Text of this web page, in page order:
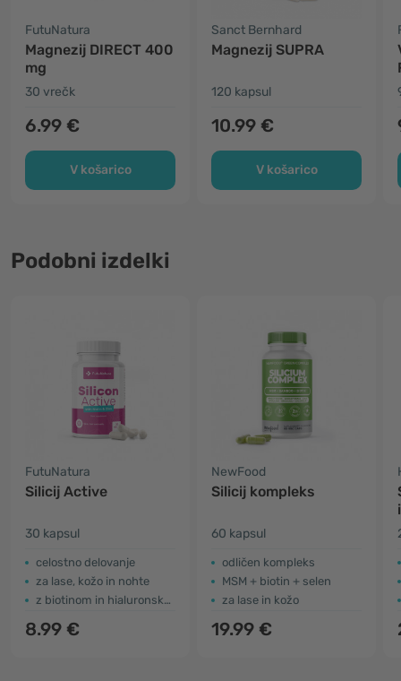
FutuNatura
Magnezij DIRECT 400
mg
30 vrečk
6.99 €
V košarico
Sanct Bernhard
Magnezij SUPRA
120 kapsul
10.99 €
V košarico
Podobni izdelki
FutuNatura
Silicij Active
30 kapsul
celostno delovanje
za lase, kožo in nohte
z biotinom in hialuronsko kislino
8.99 €
NewFood
Silicij kompleks
60 kapsul
odličen kompleks
MSM + biotin + selen
za lase in kožo
19.99 €